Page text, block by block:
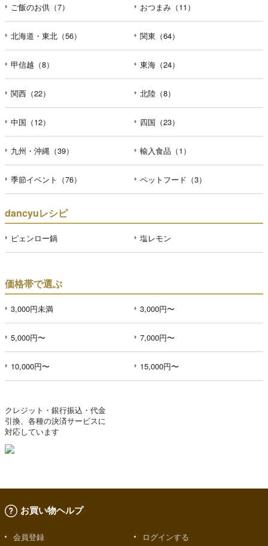
ご飯のお供（7） おつまみ（11）
北海道・東北（56） 関東（64）
甲信越（8） 東海（24）
関西（22） 北陸（8）
中国（12） 四国（23）
九州・沖縄（39） 輸入食品（1）
季節イベント（76） ペットフード（3）
dancyuレシピ
ピェンロー鍋 塩レモン
価格帯で選ぶ
3,000円未満 3,000円〜
5,000円〜 7,000円〜
10,000円〜 15,000円〜
クレジット・銀行振込・代金
引換、各種の決済サービスに
対応しています
お買い物ヘルプ
会員登録 ログインする